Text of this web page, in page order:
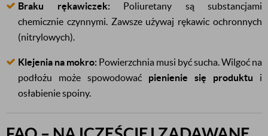
Braku rękawiczek:Poliuretany są substancjami
chemicznie czynnymi. Zawsze używaj rękawic ochronnych
(nitrylowych).
Klejenia na mokro: Powierzchnia musi być sucha. Wilgoć na
podłożu może spowodować pienienie się produktu i
osłabienie spoiny.